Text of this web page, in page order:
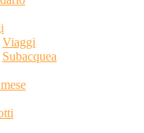
Viaggi
Subacquea